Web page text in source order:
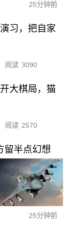
25分钟前
习，把自家
阅读 3090
大棋局，猫
阅读 2570
留半点幻想
25分钟前